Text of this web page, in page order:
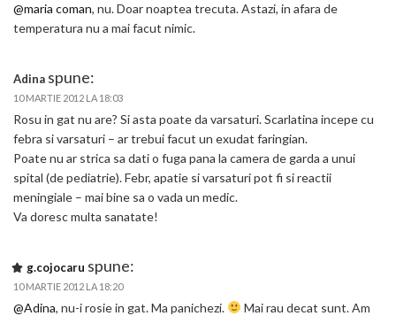
@maria coman, nu. Doar noaptea trecuta. Astazi, in afara de
temperatura nu a mai facut nimic.
Adina spune:
10 MARTIE 2012 LA 18:03
Rosu in gat nu are? Si asta poate da varsaturi. Scarlatina incepe cu
febra si varsaturi – ar trebui facut un exudat faringian.
Poate nu ar strica sa dati o fuga pana la camera de garda a unui
spital (de pediatrie). Febr, apatie si varsaturi pot fi si reactii
meningiale – mai bine sa o vada un medic.
Va doresc multa sanatate!
g.cojocaru spune:
10 MARTIE 2012 LA 18:20
@Adina, nu-i rosie in gat. Ma panichezi.
Mai rau decat sunt. Am